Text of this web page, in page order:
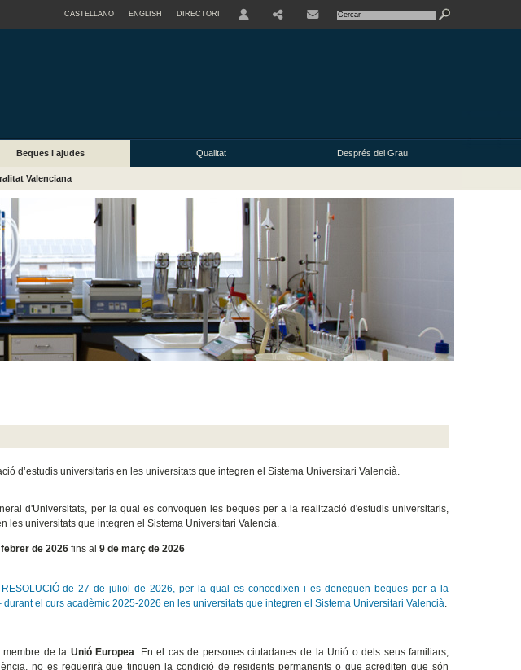
CASTELLANO ENGLISH DIRECTORI
Beques i ajudes Qualitat Després del Grau
Valenciana
d’estudis universitaris en les universitats que integren el Sistema Universitari Valencià.
d'Universitats, per la qual es convoquen les beques per a la realització d'estudis universitaris,
les universitats que integren el Sistema Universitari Valencià
de 2026fins al 9 de març de 2026
RESOLUCIÓ de 27 de juliol de 2026, per la qual es concedixen i es deneguen beques per a la
el curs acadèmic 2025-2026 en les universitats que integren el Sistema Universitari Valencià
de la Unió Europea . En el cas de persones ciutadanes de la Unió o dels seus familiars,
no es requerirà que tinguen la condició de residents permanents o que acrediten que són